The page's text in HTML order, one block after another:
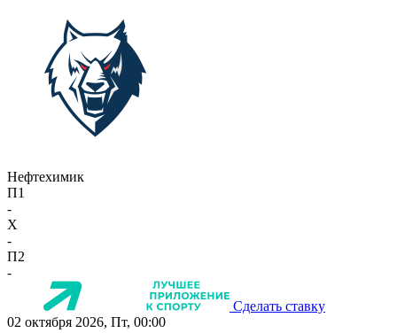
Нефтехимик
П1
-
X
-
П2
-
Сделать ставку
02 октября 2026, Пт, 00:00